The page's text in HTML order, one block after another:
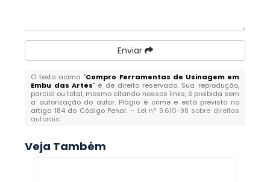
Enviar
O texto acima "Compro Ferramentas de Usinagem em
Embu das Artes" é de direito reservado. Sua reprodução,
parcial ou total, mesmo citando nossos links, é proibida sem
a autorização do autor. Plágio é crime e está previsto no
artigo 184 do Código Penal. – Lei n° 9.610-98 sobre direitos
autorais.
Veja Também